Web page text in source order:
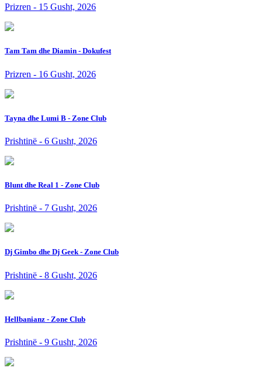
Prizren - 15 Gusht, 2026
Tam Tam dhe Diamin - Dokufest
Prizren - 16 Gusht, 2026
Tayna dhe Lumi B - Zone Club
Prishtinë - 6 Gusht, 2026
Blunt dhe Real 1 - Zone Club
Prishtinë - 7 Gusht, 2026
Dj Gimbo dhe Dj Geek - Zone Club
Prishtinë - 8 Gusht, 2026
Hellbanianz - Zone Club
Prishtinë - 9 Gusht, 2026